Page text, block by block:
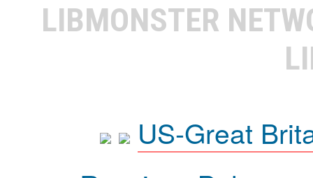
LIBMONSTER
US-Great